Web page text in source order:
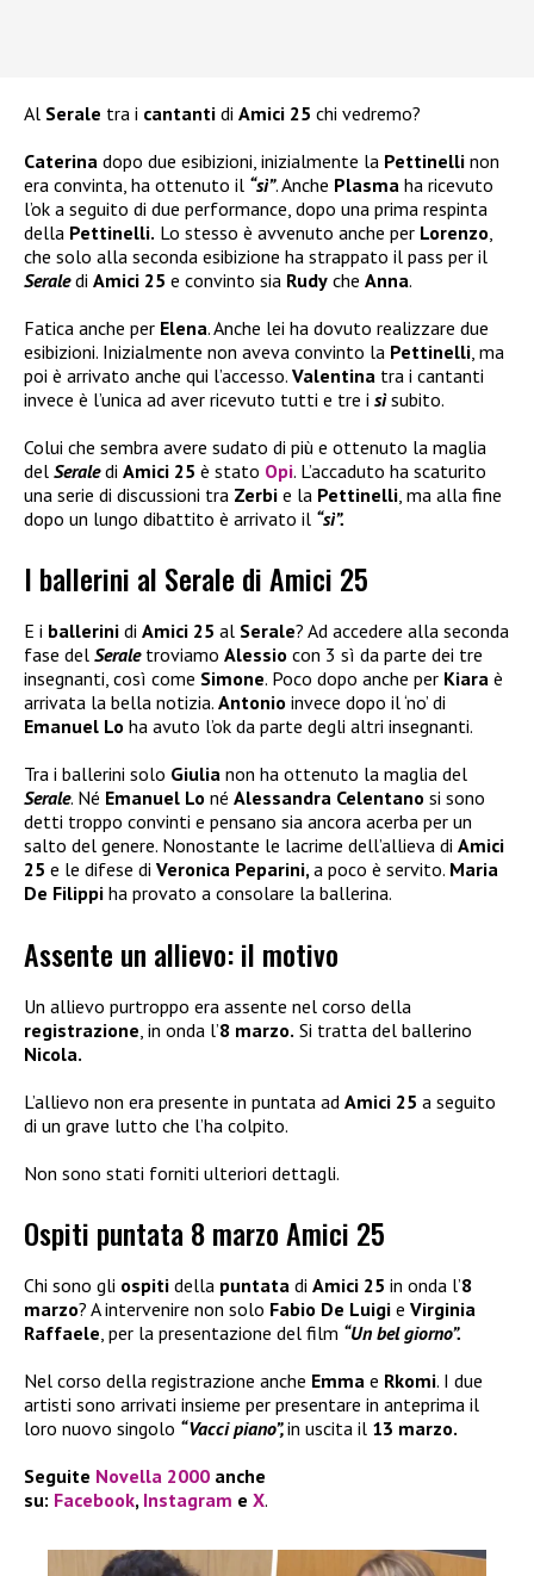
Al Serale tra i cantanti di Amici 25 chi vedremo?
Caterina dopo due esibizioni, inizialmente la Pettinelli non
era convinta, ha ottenuto il “sì”. Anche Plasma ha ricevuto
l’ok a seguito di due performance, dopo una prima respinta
della Pettinelli. Lo stesso è avvenuto anche per Lorenzo
che solo alla seconda esibizione ha strappato il pass per il
Seraledi Amici 25 e convinto sia Rudy che Anna.
Fatica anche per Elena. Anche lei ha dovuto realizzare due
esibizioni. Inizialmente non aveva convinto la Pettinelli , ma
poi è arrivato anche qui l’accesso. Valentina tra i cantanti
invece è l’unica ad aver ricevuto tutti e tre i sìsubito.
Colui che sembra avere sudato di più e ottenuto la maglia
del Seraledi Amici 25 è stato Opi. L’accaduto ha scaturito
una serie di discussioni tra Zerbi e la Pettinelli , ma alla fine
dopo un lungo dibattito è arrivato il “sì”.
I ballerini al Serale di Amici 25
E i ballerini di Amici 25 al Serale? Ad accedere alla seconda
fase del Seraletroviamo Alessio con 3 sì da parte dei tre
insegnanti, così come Simone. Poco dopo anche per Kiara è
arrivata la bella notizia. Antonio invece dopo il ‘no’ di
Emanuel Lo ha avuto l’ok da parte degli altri insegnanti.
Tra i ballerini solo Giulia non ha ottenuto la maglia del
Serale. Né Emanuel Lo né Alessandra Celentano si sono
detti troppo convinti e pensano sia ancora acerba per un
salto del genere. Nonostante le lacrime dell’allieva di Amici
25 e le difese di Veronica Peparini,a poco è servito. Maria
De Filippi ha provato a consolare la ballerina.
Assente un allievo: il motivo
Un allievo purtroppo era assente nel corso della
registrazione , in onda l’8 marzo. Si tratta del ballerino
Nicola.
L’allievo non era presente in puntata ad Amici 25 a seguito
di un grave lutto che l’ha colpito.
Non sono stati forniti ulteriori dettagli.
Ospiti puntata 8 marzo Amici 25
Chi sono gli ospiti della puntata di Amici 25 in onda l’8
marzo? A intervenire non solo Fabio De Luigi e Virginia
Raffaele , per la presentazione del film “Un bel giorno”.
Nel corso della registrazione anche Emma e Rkomi. I due
artisti sono arrivati insieme per presentare in anteprima il
loro nuovo singolo “Vacci piano”,in uscita il 13 marzo.
Seguite Novella 2000 anche
su: Facebook, Instagram e X.